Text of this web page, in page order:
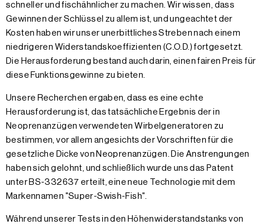
schneller und fischähnlicher zu machen. Wir wissen, dass
Gewinnen der Schlüssel zu allem ist, und ungeachtet der
Kosten haben wir unser unerbittliches Streben nach einem
niedrigeren Widerstandskoeffizienten (C.O.D.) fortgesetzt.
Die Herausforderung bestand auch darin, einen fairen Preis für
diese Funktionsgewinne zu bieten.
Unsere Recherchen ergaben, dass es eine echte
Herausforderung ist, das tatsächliche Ergebnis der in
Neoprenanzügen verwendeten Wirbelgeneratoren zu
bestimmen, vor allem angesichts der Vorschriften für die
gesetzliche Dicke von Neoprenanzügen. Die Anstrengungen
haben sich gelohnt, und schließlich wurde uns das Patent
unter BS-332637 erteilt, eine neue Technologie mit dem
Markennamen "Super-Swish-Fish".
Während unserer Tests in den Höhenwiderstandstanks von